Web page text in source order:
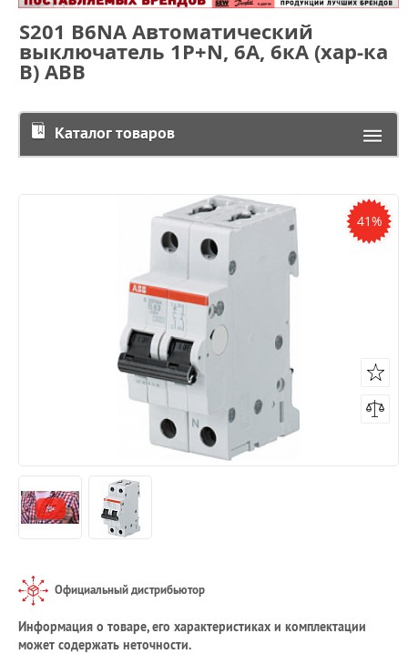
S201 B6NA Автоматический
выключатель 1P+N, 6А, 6кА (хар-ка
B) ABB
Каталог товаров
41%
Официальный дистрибьютор
Информация о товаре, его характеристиках и комплектации
может содержать неточности.